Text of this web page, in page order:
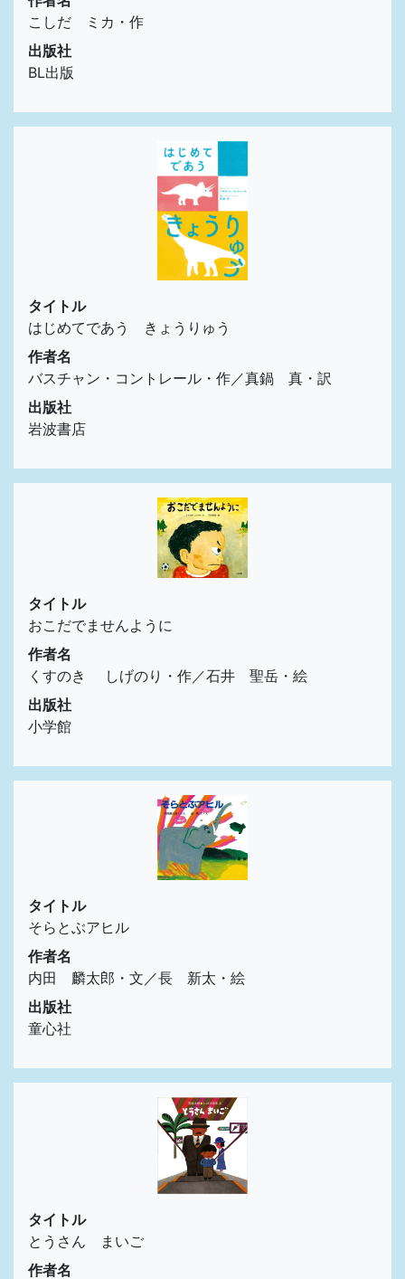
こしだ ミカ・作
出版社
BL出版
タイトル
はじめてであう きょうりゅう
作者名
バスチャン・コントレール・作／真鍋 真・訳
出版社
岩波書店
タイトル
おこだでませんように
作者名
くすのき しげのり・作／石井 聖岳・絵
出版社
小学館
タイトル
そらとぶアヒル
作者名
内田 麟太郎・文／長 新太・絵
出版社
童心社
タイトル
とうさん まいご
作者名